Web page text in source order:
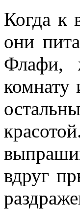
Когда к
они
Флафи,
комнату
вдруг